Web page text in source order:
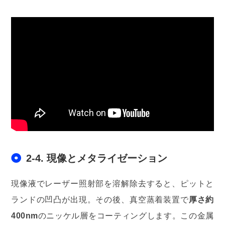
2-4. 現像とメタライゼーション
現像液でレーザー照射部を溶解除去すると、ピットと
ランドの凹凸が出現。その後、真空蒸着装置で厚さ約
400nmのニッケル層をコーティングします。この金属